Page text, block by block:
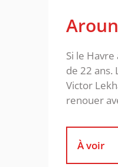
Si le
de 22 ans.
Victor
renouer
À voir